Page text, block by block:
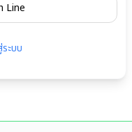
Line
ระบบ